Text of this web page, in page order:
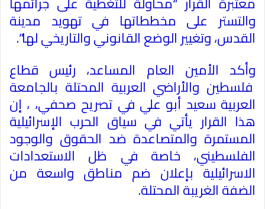
والتستر على مخططاتها في تهويد مدينة
القدس، وتغيير الوضع القانوني والتاريخي لها”.
وأكد الأمين العام المساعد، رئيس قطاع
فلسطين والأراضي العربية المحتلة بالجامعة
العربية سعيد أبو علي في تصريح صحفي، ، إن
هذا القرار يأتي في سياق الحرب الإسرائيلية
المستمرة والمتصاعدة ضد الحقوق والوجود
الفلسطيني، خاصة في ظل الاستعدادات
الاسرائيلية بإعلان ضم مناطق واسعة من
الضفة الغريبة المحتلة.